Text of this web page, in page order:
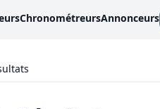
ChronométreursAnnonceurs